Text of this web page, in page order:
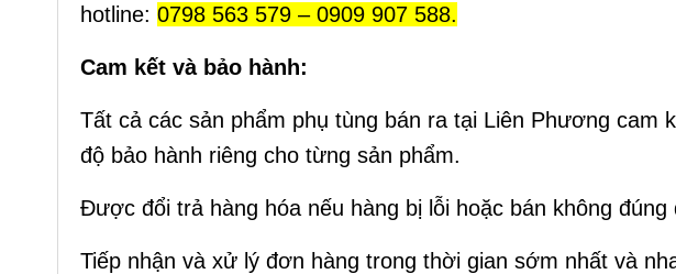
hotline: 0798 563 579 – 0909 907 588.
Cam kết và bảo hành:
Tất cả các sản phẩm phụ tùng bán ra tại Liên Phương cam
độ bảo hành riêng cho từng sản phẩm.
Được đổi trả hàng hóa nếu hàng bị lỗi hoặc bán không đúng
Tiếp nhận và xử lý đơn hàng trong thời gian sớm nhất và